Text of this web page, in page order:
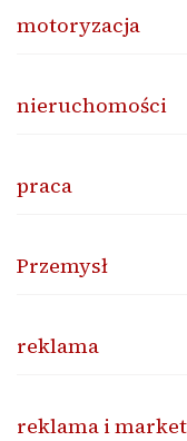
motoryzacja
nieruchomości
praca
Przemysł
reklama
reklama i